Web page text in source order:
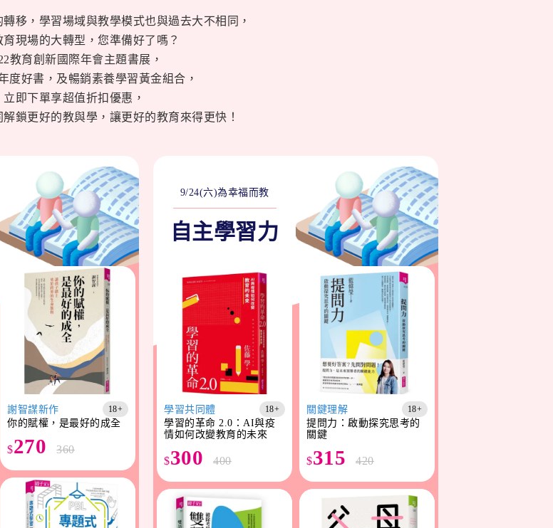
移，學習場域與教學模式也與過去大不相同，
育現場的大轉型，您準備好了嗎？
教育創新國際年會主題書展，
度好書，及暢銷素養學習黃金組合，
立即下單享超值折扣優惠，
鎖更好的教與學，讓更好的教育來得更快！
謝智謀新作 18+
你的賦權，是最好的成全
$270 360
9/24(六)為幸福而教
自主學習力
學習共同體 18+
學習的革命 2.0：AI與疫
情如何改變教育的未來
$300 400
關鍵理解 18+
提問力：啟動探究思考的
關鍵
$315 420